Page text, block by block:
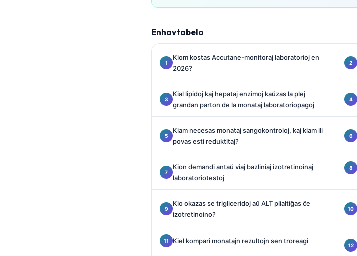
Enhavtabelo
Kiom kostas Accutane-monitoraj laboratorioj en
2026?
Kial lipidoj kaj hepataj enzimoj kaŭzas la plej
grandan parton de la monataj laboratoriopagoj
Kiam necesas monataj sangokontroloj, kaj kiam ili
povas esti reduktitaj?
Kion demandi antaŭ viaj bazliniaj izotretinoinaj
laboratoriotestoj
Kio okazas se trigliceridoj aŭ ALT plialtiĝas ĉe
izotretinoino?
Kiel kompari monatajn rezultojn sen troreagi